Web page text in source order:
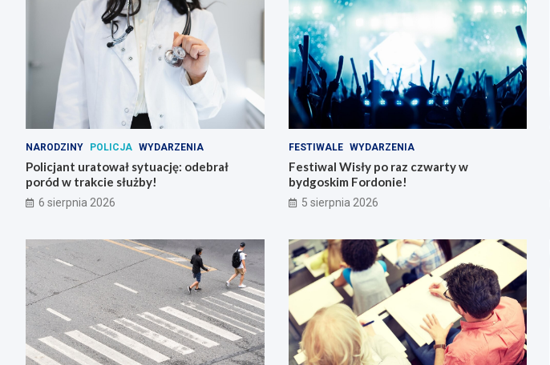
NARODZINY POLICJA WYDARZENIA
Policjant uratował sytuację: odebrał
poród w trakcie służby!
6 sierpnia 2026
FESTIWALE WYDARZENIA
Festiwal Wisły po raz czwarty w
bydgoskim Fordonie!
5 sierpnia 2026